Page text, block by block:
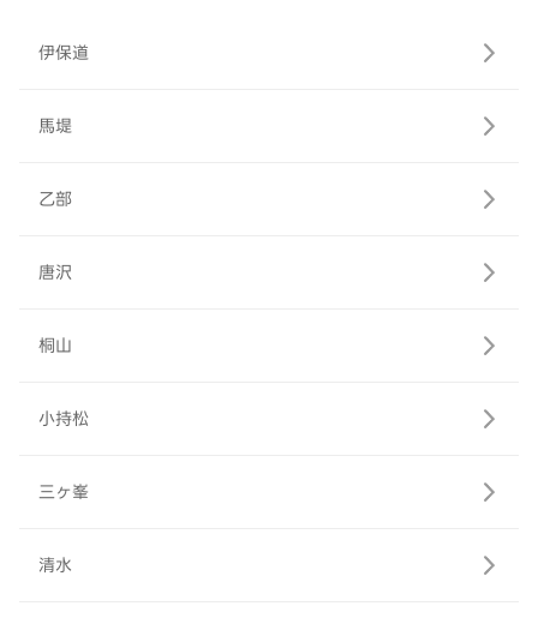
伊保道
馬堤
乙部
唐沢
桐山
小持松
三ヶ峯
清水